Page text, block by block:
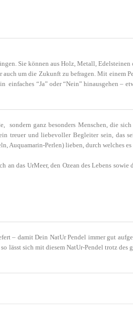
Sie können aus Holz, Metall,
um die Zukunft zu befragen. Mit einem
“Ja” oder “Nein” hinausgehen –
sondern ganz besonders Menschen, die
treuer und liebevoller Begleiter sein, das
Perlen) lieben, durch welches
das UrMeer, den Ozean des Lebens
– damit Dein NatUr Pendel immer gut
sich mit diesem NatUr-Pendel trotz des